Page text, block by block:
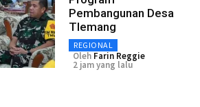
Pembangunan Desa
Tlemang
REGIONAL
Oleh Farin Reggie
2 jam yang lalu